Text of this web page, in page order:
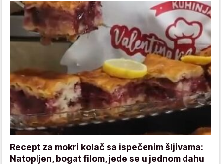
Recept za mokri kolač sa ispečenim šljivama:
Natopljen, bogat filom, jede se u jednom dahu